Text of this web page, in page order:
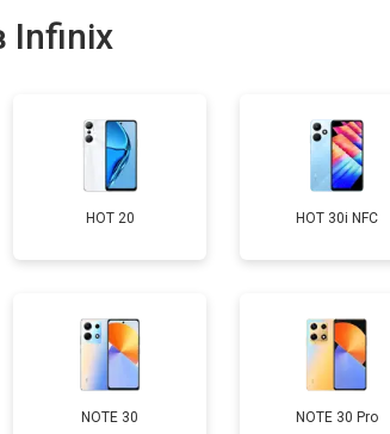
от 60 мин
от 50 мин
от 90 мин
Infinix
HOT 20 HOT 30i NFC
NOTE 30 NOTE 30 Pro